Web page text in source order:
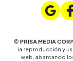
© PRISA MEDIA
la reproducción y
web, abarcando